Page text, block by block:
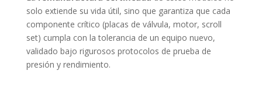
solo extiende su vida útil, sino que garantiza que cada
componente crítico (placas de válvula, motor, scroll
set) cumpla con la tolerancia de un equipo nuevo,
validado bajo rigurosos protocolos de prueba de
presión y rendimiento.